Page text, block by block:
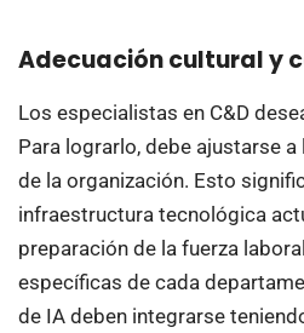
Adecuación cultural y
Los especialistas en C&D
Para lograrlo, debe ajustarse
de la organización. Esto
infraestructura tecnológica
preparación de la fuerza
específicas de cada
de IA deben integrarse